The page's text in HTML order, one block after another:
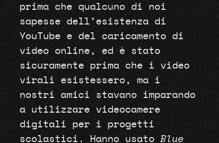
prima che qualcuno di noi
sapesse dell’esistenza di
YouTube e del caricamento di
video online, ed è stato
sicuramente prima che i video
virali esistessero, ma i
nostri amici stavano imparando
a utilizzare videocamere
digitali per i progetti
scolastici. Hanno usato Blue